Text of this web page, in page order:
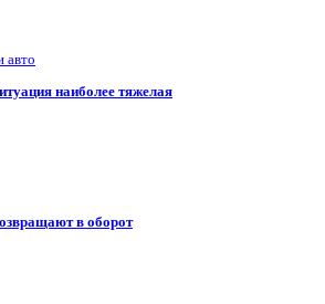
авто
наиболее тяжелая
в оборот